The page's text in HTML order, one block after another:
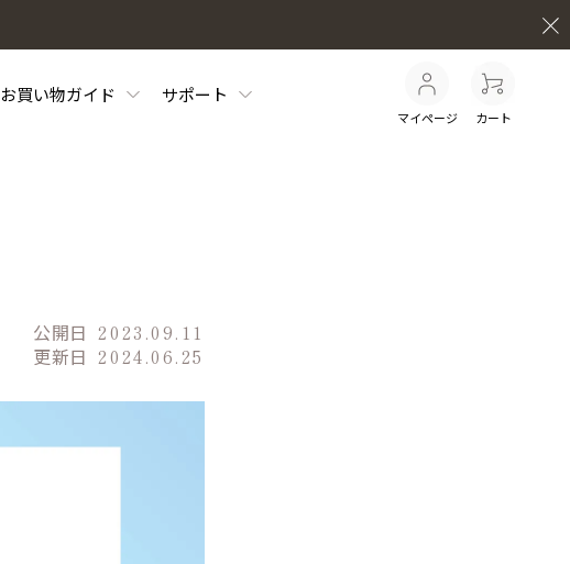
お買い物ガイド サポート
マイページ カート
公開日 2023.09.11
更新日 2024.06.25